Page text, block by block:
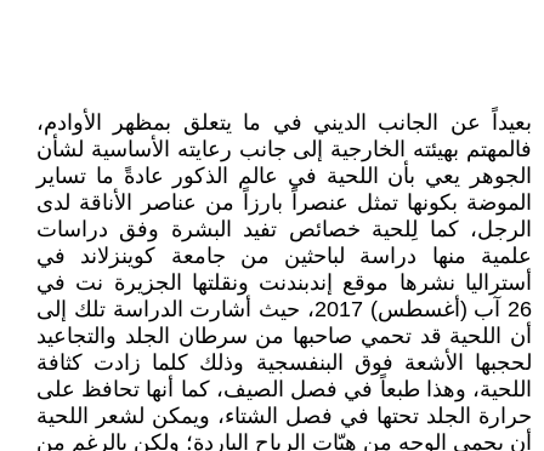
بعيداً عن الجانب الديني في ما يتعلق بمظهر الأوادم،
فالمهتم بهيئته الخارجية إلى جانب رعايته الأساسية لشأن
الجوهر يعي بأن اللحية في عالم الذكور عادةً ما تساير
الموضة بكونها تمثل عنصراً بارزاً من عناصر الأناقة لدى
الرجل، كما لِلحية خصائص تفيد البشرة وفق دراسات
علمية منها دراسة لباحثين من جامعة كوينزلاند في
أستراليا نشرها موقع إندبندنت ونقلتها الجزيرة نت في
26 آب (أغسطس) 2017، حيث أشارت الدراسة تلك إلى
أن اللحية قد تحمي صاحبها من سرطان الجلد والتجاعيد
لحجبها الأشعة فوق البنفسجية وذلك كلما زادت كثافة
اللحية، وهذا طبعاً في فصل الصيف، كما أنها تحافظ على
حرارة الجلد تحتها في فصل الشتاء، ويمكن لشعر اللحية
أن يحمي الوجه من هبّات الرياح الباردة؛ ولكن بالرغم من